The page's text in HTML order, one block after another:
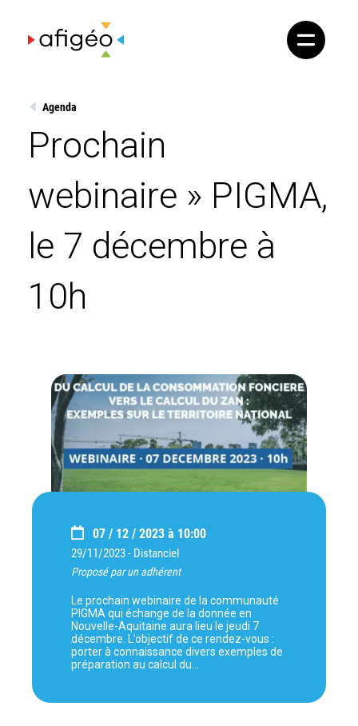
content
Agenda
Prochain
webinaire » PIGMA,
le 7 décembre à
10h
07 / 12 / 2023 à 10:00
29/11/2023 - Distanciel
Proposé par un adhérent
Le prochain webinaire de la communauté
PIGMA qui échange de la donnée en
Nouvelle-Aquitaine aura lieu le jeudi 7
décembre. L’objectif de ce rendez-vous :
porter à connaissance divers exemples de
préparation au calcul du…